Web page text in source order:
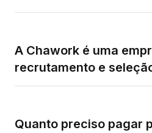
A Chawork é uma
recrutamento e
Quanto preciso pagar